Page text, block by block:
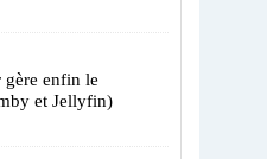
gère enfin le
et Jellyfin)